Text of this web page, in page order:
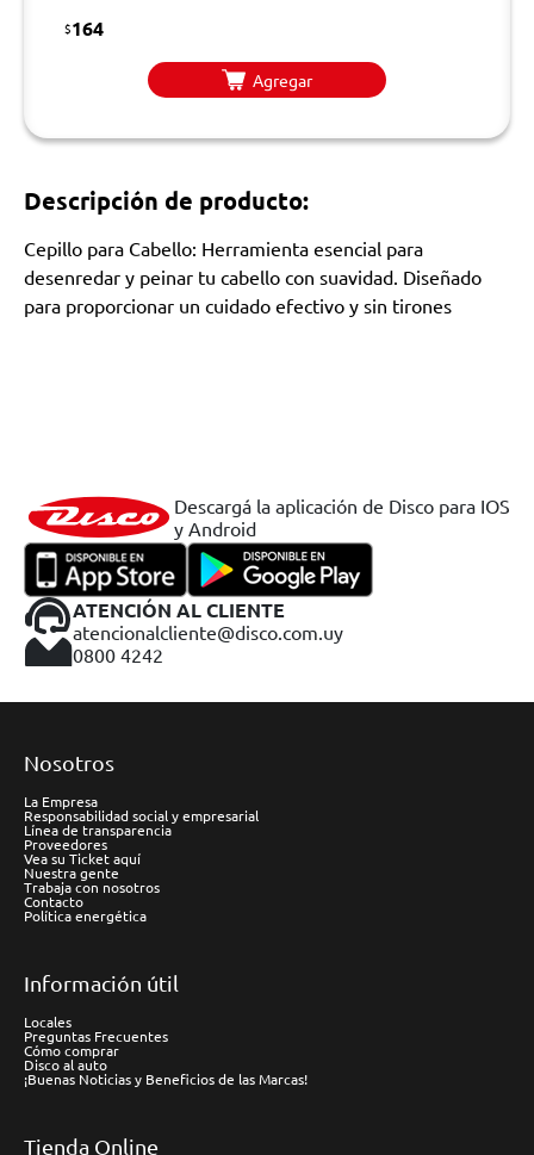
$164
Agregar
Descripción de producto:
Cepillo para Cabello: Herramienta esencial para
desenredar y peinar tu cabello con suavidad. Diseñado
para proporcionar un cuidado efectivo y sin tirones
Descargá la aplicación de Disco para IOS
y Android
ATENCIÓN AL CLIENTE
atencionalcliente@disco.com.uy
0800 4242
Nosotros
La Empresa
Responsabilidad social y empresarial
Línea de transparencia
Proveedores
Vea su Ticket aquí
Nuestra gente
Trabaja con nosotros
Contacto
Política energética
Información útil
Locales
Preguntas Frecuentes
Cómo comprar
Disco al auto
¡Buenas Noticias y Beneficios de las Marcas!
Tienda Online